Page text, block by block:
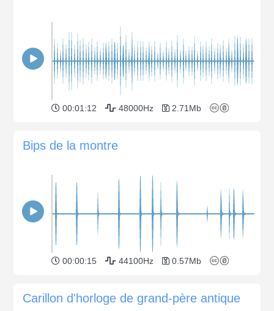
00:01:12 48000Hz 2.71Mb
Bips de la montre
00:00:15 44100Hz 0.57Mb
Carillon d'horloge de grand-père antique